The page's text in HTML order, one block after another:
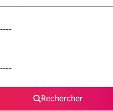
Rechercher